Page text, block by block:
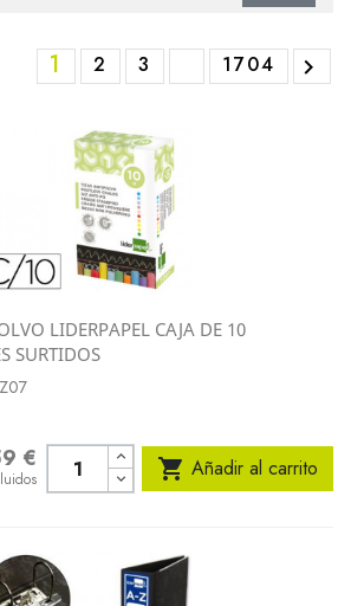
1 2 3 1704 
LIDERPAPEL CAJA DE 10
SURTIDOS
€  Añadir al carrito